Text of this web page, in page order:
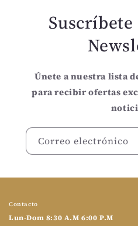
Únete a nuestra lista
para recibir ofertas
Correo electrónico
Contacto
Lun-Dom 8:30 A.M 6:00 P.M